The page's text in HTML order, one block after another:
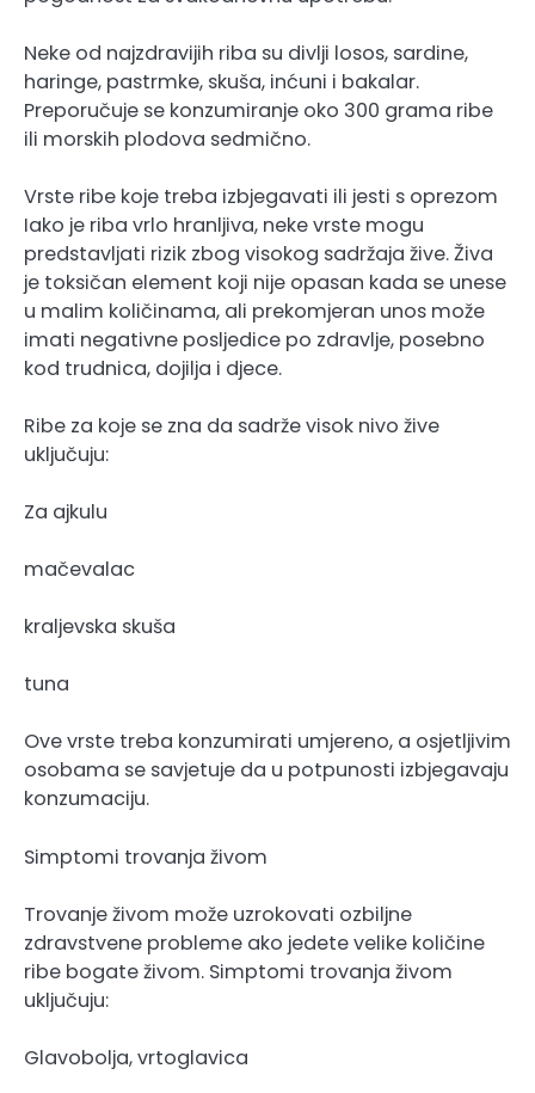
Neke od najzdravijih riba su divlji losos, sardine,
haringe, pastrmke, skuša, inćuni i bakalar.
Preporučuje se konzumiranje oko 300 grama ribe
ili morskih plodova sedmično.
Vrste ribe koje treba izbjegavati ili jesti s oprezom
Iako je riba vrlo hranljiva, neke vrste mogu
predstavljati rizik zbog visokog sadržaja žive. Živa
je toksičan element koji nije opasan kada se unese
u malim količinama, ali prekomjeran unos može
imati negativne posljedice po zdravlje, posebno
kod trudnica, dojilja i djece.
Ribe za koje se zna da sadrže visok nivo žive
uključuju:
Za ajkulu
mačevalac
kraljevska skuša
tuna
Ove vrste treba konzumirati umjereno, a osjetljivim
osobama se savjetuje da u potpunosti izbjegavaju
konzumaciju.
Simptomi trovanja živom
Trovanje živom može uzrokovati ozbiljne
zdravstvene probleme ako jedete velike količine
ribe bogate živom. Simptomi trovanja živom
uključuju:
Glavobolja, vrtoglavica